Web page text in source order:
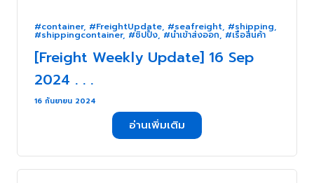
#container, #FreightUpdate, #seafreight, #shipping,
#shippingcontainer, #ชิปปิ้ง,#นำเข้าส่งออก,#เรือสินค้า
[Freight Weekly Update] 16 Sep
2024 . . .
16 กันยายน 2024
อ่านเพิ่มเติม